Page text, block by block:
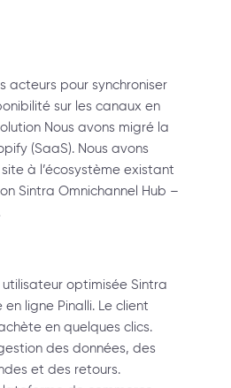
acteurs pour synchroniser
sur les canaux en
Nous avons migré la
(SaaS). Nous avons
à l’écosystème existant
Sintra Omnichannel Hub –
optimisée Sintra
ligne Pinalli. Le client
en quelques clics.
des données, des
et des retours.